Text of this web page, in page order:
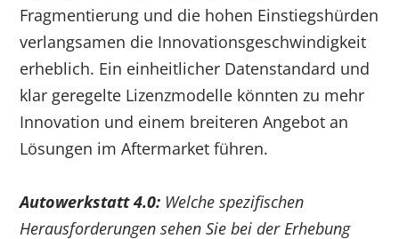
Fragmentierung und die hohen Einstiegshürden
verlangsamen die Innovationsgeschwindigkeit
erheblich. Ein einheitlicher Datenstandard und
klar geregelte Lizenzmodelle könnten zu mehr
Innovation und einem breiteren Angebot an
Lösungen im Aftermarket führen.
Autowerkstatt 4.0: Welche spezifischen
Herausforderungen sehen Sie bei der Erhebung